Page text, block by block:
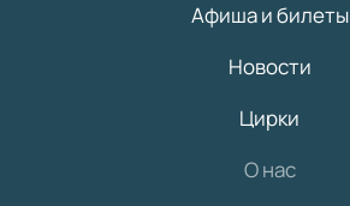
Афиша и билеты
Новости
Цирки
О нас